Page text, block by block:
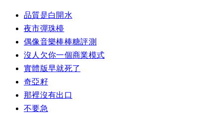
品質是白開水
夜市彈珠檯
偶像音樂棒棒糖評測
沒人欠你一個商業模式
實體版早就死了
奇亞籽
那裡沒有出口
不要急